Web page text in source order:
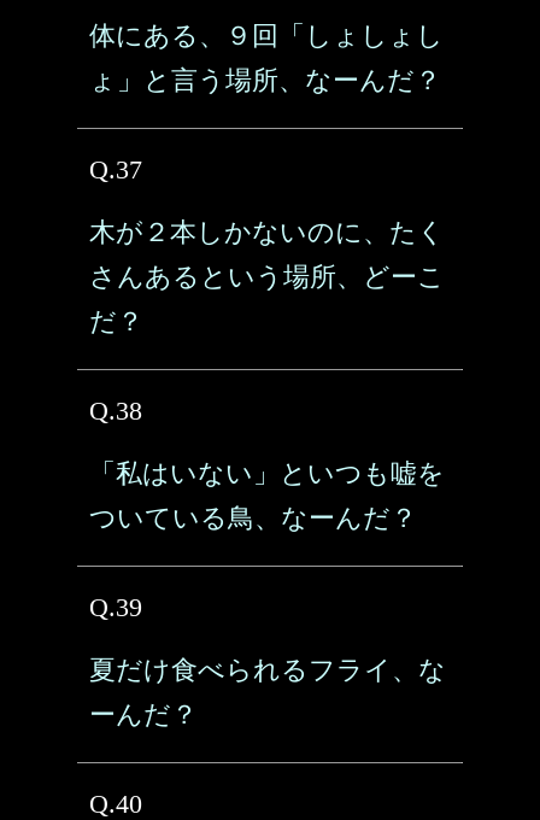
体にある、９回「しょしょし
ょ」と言う場所、なーんだ？
Q.37
木が２本しかないのに、たく
さんあるという場所、どーこ
だ？
Q.38
「私はいない」といつも嘘を
ついている鳥、なーんだ？
Q.39
夏だけ食べられるフライ、な
ーんだ？
Q.40